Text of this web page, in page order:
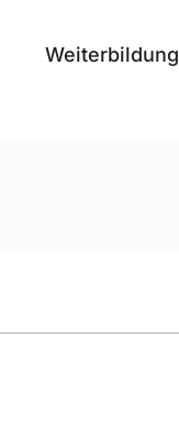
Weiterbildung